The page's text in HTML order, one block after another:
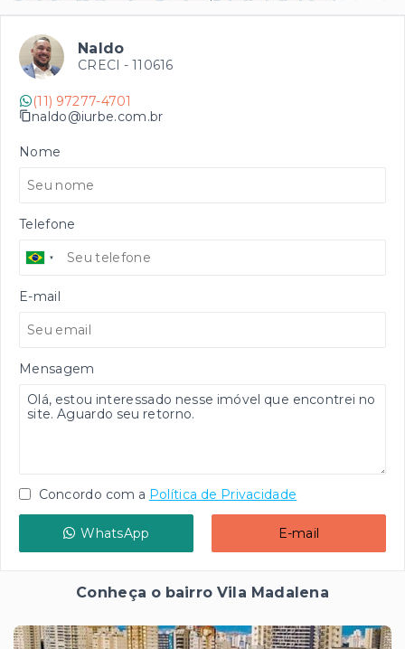
Naldo
CRECI - 110616
(11) 97277-4701
naldo@iurbe.com.br
Nome
Telefone
E-mail
Mensagem
Concordo com a Política de Privacidade
WhatsApp E-mail
Conheça o bairro Vila Madalena